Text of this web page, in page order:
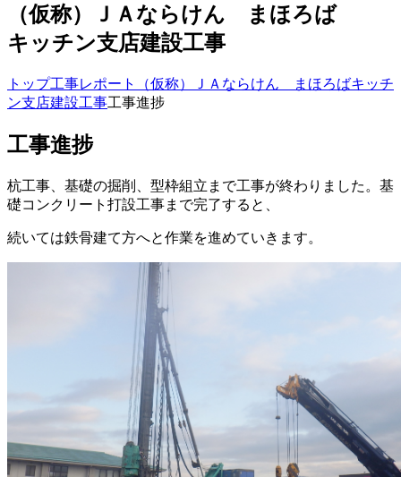
（仮称）​ＪＡならけん まほろば​
キッチン支店建設工事
トップ工事レポート
（仮称）ＪＡならけん まほろばキッチ
ン支店建設工事工事進捗
工事進捗
杭工事、基礎の掘削、型枠組立まで工事が終わりました。基
礎コンクリート打設工事まで完了すると、
続いては鉄骨建て方へと作業を進めていきます。